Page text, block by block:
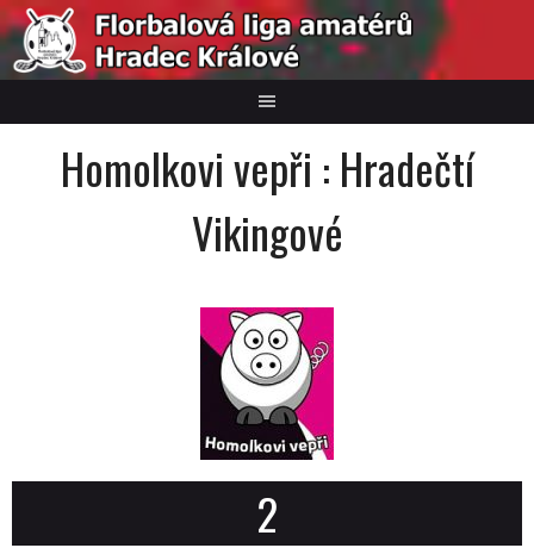
Skip
to
content
Homolkovi vepři : Hradečtí
Vikingové
2